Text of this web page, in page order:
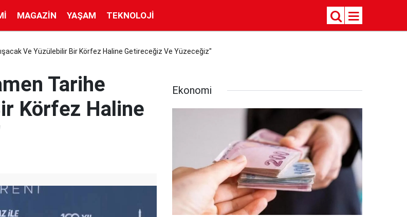
MAGAZIN YAŞAM TEKNOLOJI
Ve Yüzülebilir Bir Körfez Haline Getireceğiz Ve Yüzeceğiz"
Tarihe
Körfez Haline
Ekonomi